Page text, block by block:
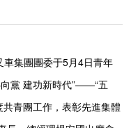
集團團委于5月4日青年
黨 建功新時代”——“五
青團工作，表彰先進集體